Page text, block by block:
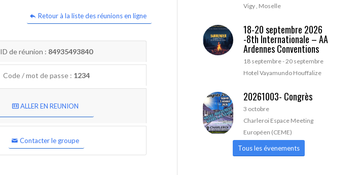
Retour à la liste des réunions en ligne
ID de réunion : 84935493840
Code / mot de passe : 1234
ALLER EN REUNION
Contacter le groupe
Vigy , Moselle
18-20 septembre 2026
-8th Internationale – AA
Ardennes Conventions
18 septembre-20 septembre
Hotel Vayamundo Houffalize
20261003- Congrès
3 octobre
Charleroi Espace Meeting
Européen (CEME)
Tous les évenements